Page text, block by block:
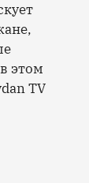
этом
TV